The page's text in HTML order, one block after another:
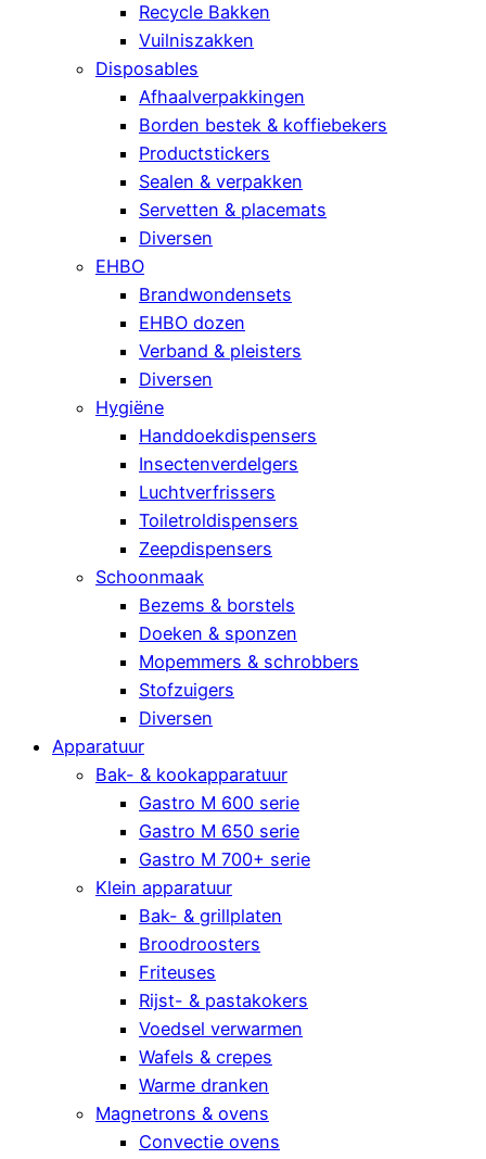
Recycle Bakken
Vuilniszakken
Disposables
Afhaalverpakkingen
Borden bestek & koffiebekers
Productstickers
Sealen & verpakken
Servetten & placemats
Diversen
EHBO
Brandwondensets
EHBO dozen
Verband & pleisters
Diversen
Hygiëne
Handdoekdispensers
Insectenverdelgers
Luchtverfrissers
Toiletroldispensers
Zeepdispensers
Schoonmaak
Bezems & borstels
Doeken & sponzen
Mopemmers & schrobbers
Stofzuigers
Diversen
Apparatuur
Bak- & kookapparatuur
Gastro M 600 serie
Gastro M 650 serie
Gastro M 700+ serie
Klein apparatuur
Bak- & grillplaten
Broodroosters
Friteuses
Rijst- & pastakokers
Voedsel verwarmen
Wafels & crepes
Warme dranken
Magnetrons & ovens
Convectie ovens